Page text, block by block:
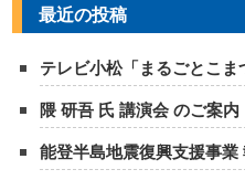
最近の投稿
テレビ小松「まるごとこま
隈 研吾 氏 講演会 のご案
能登半島地震復興支援事業